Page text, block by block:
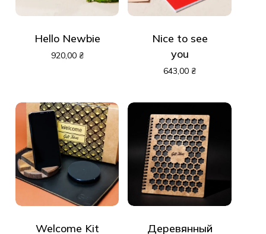
Hello Newbie
920,00 ₴
Nice to see
you
643,00 ₴
Welcome Kit
Деревянный